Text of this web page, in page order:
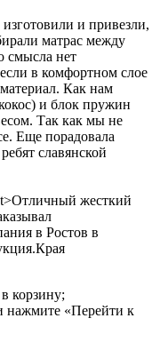
и привезли,
матрас между
смысла нет
в комфортном слое
Как нам
и блок пружин
Так как мы не
Еще порадовала
славянской
жесткий
в Ростов в
корзину;
нажмите «Перейти к